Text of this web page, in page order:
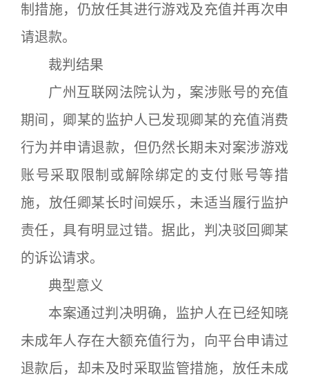
制措施，仍放任其进行游戏及充值并再次申
请退款。
裁判结果
广州互联网法院认为，案涉账号的充值
期间，卿某的监护人已发现卿某的充值消费
行为并申请退款，但仍然长期未对案涉游戏
账号采取限制或解除绑定的支付账号等措
施，放任卿某长时间娱乐，未适当履行监护
责任，具有明显过错。据此，判决驳回卿某
的诉讼请求。
典型意义
本案通过判决明确，监护人在已经知晓
未成年人存在大额充值行为，向平台申请过
退款后，却未及时采取监管措施，放任未成